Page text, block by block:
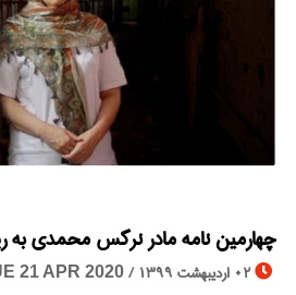
چهارمین نامه مادر نرگس محمدی به
02 اردیبهشت 1399 / 21 APR 2020